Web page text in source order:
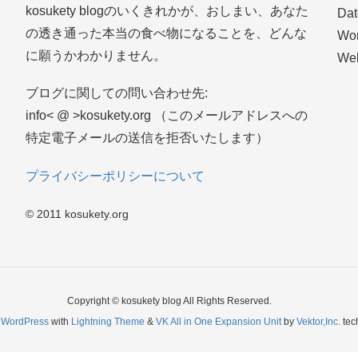
kosukety blogのいくきれかが、おしまい、あなた
の透き通った本当の食べ物になることを、どんな
に願うかわかりません。
ブログに関しての問い合わせ先:
info< @ >kosukety.org （このメールアドレスへの
特定電子メールの送信を拒否いたします）
プライバシーポリシーについて
© 2011 kosukety.org
Copyright © kosukety blog All Rights Reserved.
WordPress with Lightning Theme & VK All in One Expansion Unitby Vektor,Inc.